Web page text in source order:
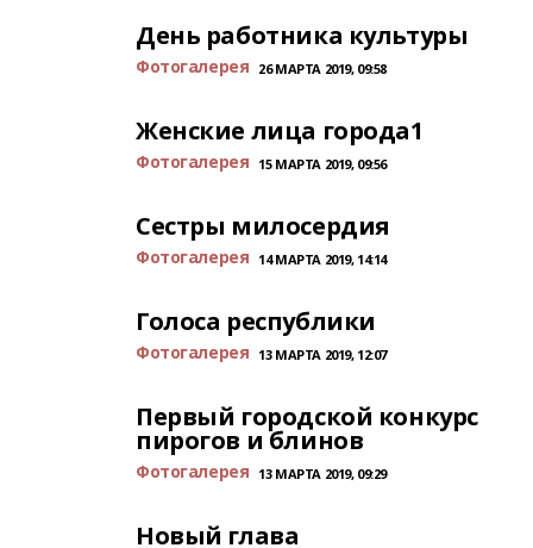
День работника культуры
Фотогалерея 26 МАРТА 2019, 09:58
Женские лица города1
Фотогалерея 15 МАРТА 2019, 09:56
Сестры милосердия
Фотогалерея 14 МАРТА 2019, 14:14
Голоса республики
Фотогалерея 13 МАРТА 2019, 12:07
Первый городской конкурс
пирогов и блинов
Фотогалерея 13 МАРТА 2019, 09:29
Новый глава